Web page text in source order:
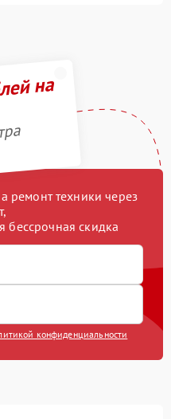
на
ремонт техники через
бессрочная скидка
конфиденциальности